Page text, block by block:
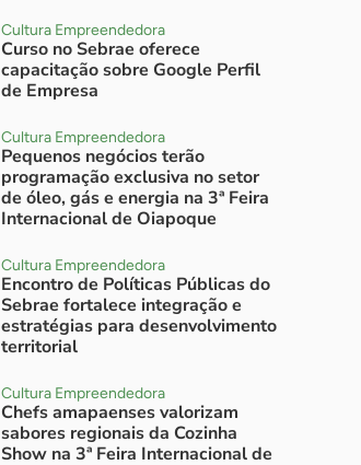
Cultura Empreendedora
Curso no Sebrae oferece
capacitação sobre Google Perfil
de Empresa
Cultura Empreendedora
Pequenos negócios terão
programação exclusiva no setor
de óleo, gás e energia na 3ª Feira
Internacional de Oiapoque
Cultura Empreendedora
Encontro de Políticas Públicas do
Sebrae fortalece integração e
estratégias para desenvolvimento
territorial
Cultura Empreendedora
Chefs amapaenses valorizam
sabores regionais da Cozinha
Show na 3ª Feira Internacional de